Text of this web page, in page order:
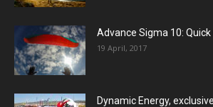
Advance Sigma 10:
19 April, 2017
Dynamic Energy,